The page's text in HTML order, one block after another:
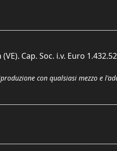
Cap. Soc. i.v. Euro
con qualsiasi mezzo e